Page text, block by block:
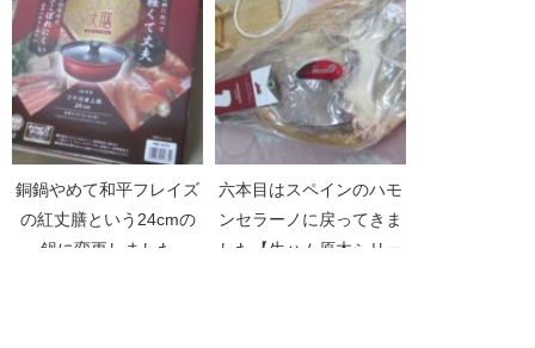
銅鍋やめて和平フレイズ
の紅丈膳という24cmの
鍋に変更しました
六本目はスペインのハモ
ンセラーノに戻ってきま
した【生ハム原木シリー